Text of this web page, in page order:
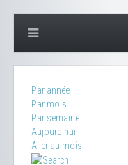
Par année
Par mois
Par semaine
Aujourd'hui
Aller au mois